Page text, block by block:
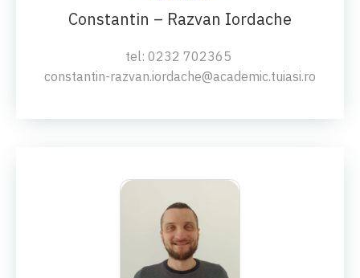
Constantin – Razvan Iordache
tel: 0232 702365
constantin-razvan.iordache@academic.tuiasi.ro